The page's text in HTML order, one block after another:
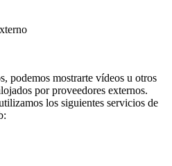
podemos mostrarte vídeos u otros
por proveedores externos.
los siguientes servicios de